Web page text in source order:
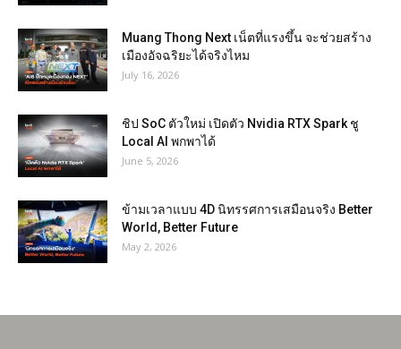
Muang Thong Next เน็ตที่แรงขึ้น จะช่วยสร้าง
เมืองอัจฉริยะได้จริงไหม
July 16, 2026
ชิป SoC ตัวใหม่ เปิดตัว Nvidia RTX Spark ชู
Local AI พกพาได้
June 5, 2026
ข้ามเวลาแบบ 4D นิทรรศการเสมือนจริง Better
World, Better Future
May 2, 2026